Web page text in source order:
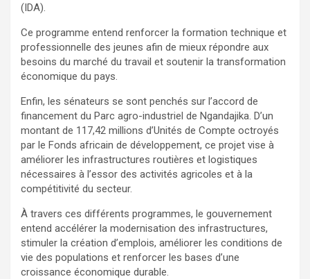
(IDA).
Ce programme entend renforcer la formation technique et
professionnelle des jeunes afin de mieux répondre aux
besoins du marché du travail et soutenir la transformation
économique du pays.
Enfin, les sénateurs se sont penchés sur l’accord de
financement du Parc agro-industriel de Ngandajika. D’un
montant de 117,42 millions d’Unités de Compte octroyés
par le Fonds africain de développement, ce projet vise à
améliorer les infrastructures routières et logistiques
nécessaires à l’essor des activités agricoles et à la
compétitivité du secteur.
À travers ces différents programmes, le gouvernement
entend accélérer la modernisation des infrastructures,
stimuler la création d’emplois, améliorer les conditions de
vie des populations et renforcer les bases d’une
croissance économique durable.